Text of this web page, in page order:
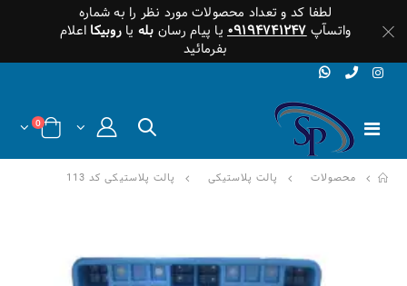
لطفا کد و تعداد محصولات مورد نظر را به شماره
واتسآپ۰۹۱۹۴۷۴۱۲۴۷ یا پیام رسان بله یاروبیکا اعلام
بفرمائید
0
محصولات پالت پلاستیکی پالت پلاستیکی کد 113